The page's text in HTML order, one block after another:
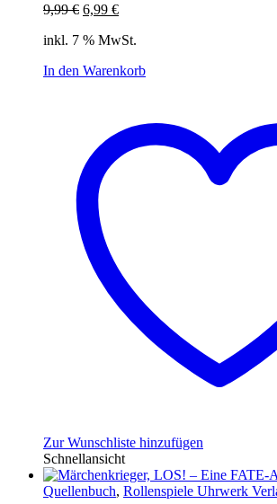
9,99€ Ursprünglicher
war:
6,99 €Aktueller
ist:
inkl. 7 % MwSt.
In den Warenkorb
Zur Wunschliste hinzufügen
Schnellansicht
Quellenbuch, Rollenspiele Uhrwerk